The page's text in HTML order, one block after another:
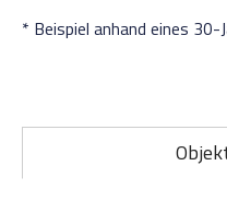
* Beispiel anhand eines